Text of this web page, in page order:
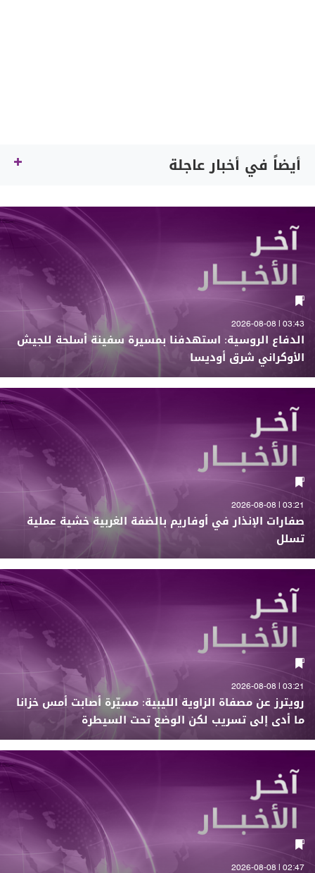
أيضاً في أخبار عاجلة
03:43 | 2026-08-08
الدفاع الروسية: استهدفنا بمسيرة سفينة أسلحة للجيش
الأوكراني شرق أوديسا
03:21 | 2026-08-08
صفارات الإنذار في أوفاريم بالضفة الغربية خشية عملية
تسلل
03:21 | 2026-08-08
رويترز عن مصفاة الزاوية الليبية: مسيّرة أصابت أمس خزانا
ما أدى إلى تسريب لكن الوضع تحت السيطرة
02:47 | 2026-08-08